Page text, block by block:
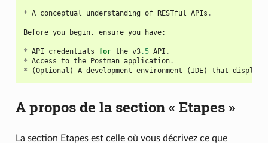
* A conceptual understanding of RESTful APIs .
Before you begin, ensure you have:
* API credentials for the v3.5 API .
* Access to the Postman application.
*
(Optional ) A development environment ( IDE) that displays
A propos de la section « Etapes »
La section Etapes est celle où vous décrivez ce que